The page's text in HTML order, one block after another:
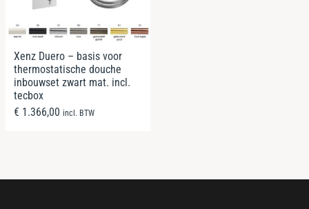
Xenz Duero – basis voor
thermostatische douche
inbouwset zwart mat. incl.
tecbox
€ 1.366,00 incl. BTW